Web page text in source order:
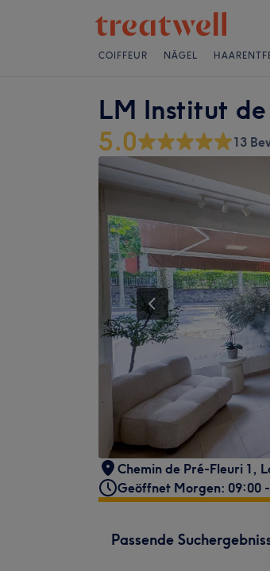
COIFFEUR NÄGEL
LM Institut
5.0 13
Chemin de Pré-Fleuri 1 ,
Geöffnet Morgen: 09:00 -
Passende